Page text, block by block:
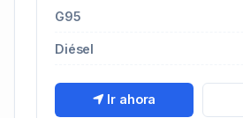
G95
Diésel
Ir ahora